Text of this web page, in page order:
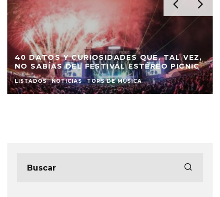
TAL VEZ,
PICNIC
LOS CARRANGOMELOS LLEVAN
CARRANGA A LAS BIBLIOTECAS
DE BOGOTÁ
NOTICIAS